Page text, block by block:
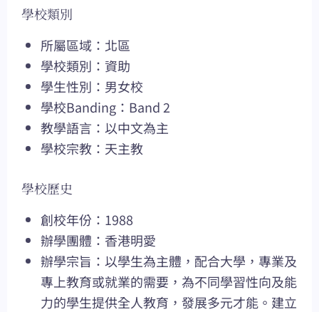
學校類別
所屬區域：北區
學校類別：資助
學生性別：男女校
學校Banding：Band 2
教學語言：以中文為主
學校宗教：天主教
學校歷史
創校年份：1988
辦學團體：香港明愛
辦學宗旨：以學生為主體，配合大學，專業及
專上教育或就業的需要，為不同學習性向及能
力的學生提供全人教育，發展多元才能。建立